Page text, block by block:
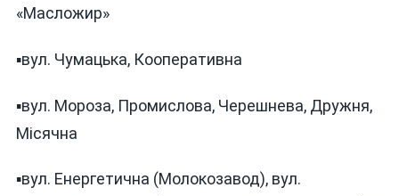
«Масложир»
▪️вул. Чумацька, Кооперативна
▪️вул. Мороза, Промислова, Черешнева, Дружня,
Місячна
▪️вул. Енергетична (Молокозавод), вул.